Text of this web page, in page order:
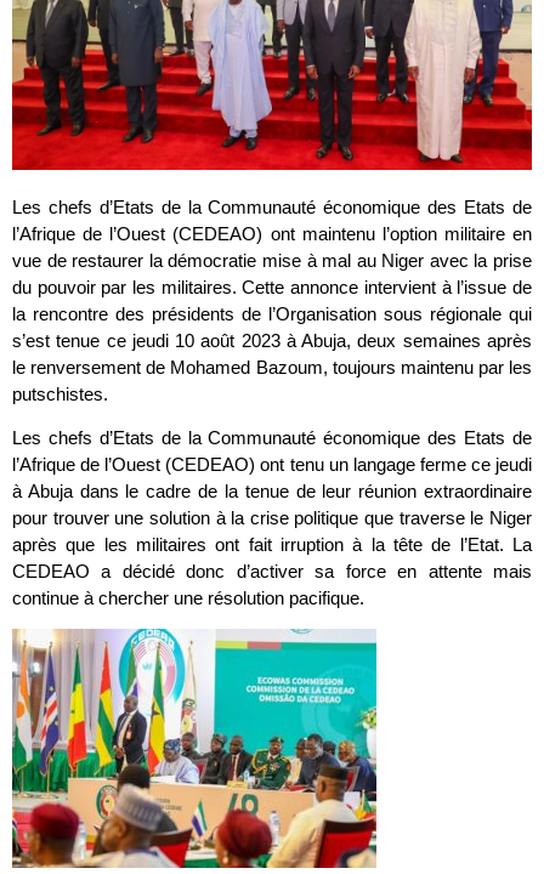
Les chefs d’Etats de la Communauté économique des Etats de
l’Afrique de l’Ouest (CEDEAO) ont maintenu l’option militaire en
vue de restaurer la démocratie mise à mal au Niger avec la prise
du pouvoir par les militaires. Cette annonce intervient à l’issue de
la rencontre des présidents de l’Organisation sous régionale qui
s’est tenue ce jeudi 10 août 2023 à Abuja, deux semaines après
le renversement de Mohamed Bazoum, toujours maintenu par les
putschistes.
Les chefs d’Etats de la Communauté économique des Etats de
l’Afrique de l’Ouest (CEDEAO) ont tenu un langage ferme ce jeudi
à Abuja dans le cadre de la tenue de leur réunion extraordinaire
pour trouver une solution à la crise politique que traverse le Niger
après que les militaires ont fait irruption à la tête de l’Etat. La
CEDEAO a décidé donc d’activer sa force en attente mais
continue à chercher une résolution pacifique.